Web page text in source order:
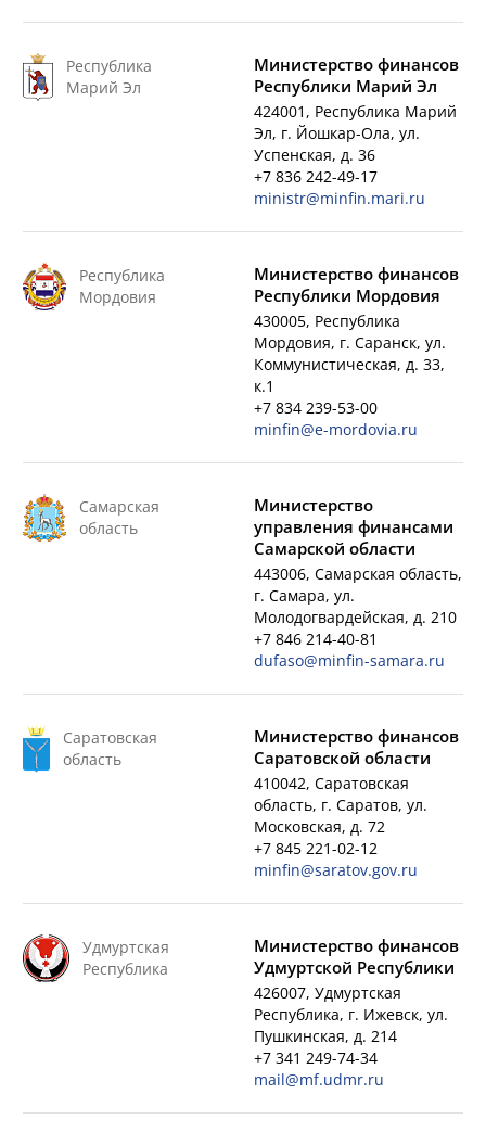
Республика
Марий Эл
Министерство финансов
Республики Марий Эл
424001, Республика Марий
Эл, г. Йошкар-Ола, ул.
Успенская, д. 36
+7 836 242-49-17
ministr@minfin.mari.ru
Республика
Мордовия
Министерство финансов
Республики Мордовия
430005, Республика
Мордовия, г. Саранск, ул.
Коммунистическая, д. 33,
к.1
+7 834 239-53-00
minfin@e-mordovia.ru
Самарская
область
Министерство
управления финансами
Самарской области
443006, Самарская область,
г. Самара, ул.
Молодогвардейская, д. 210
+7 846 214-40-81
dufaso@minfin-samara.ru
Саратовская
область
Министерство финансов
Саратовской области
410042, Саратовская
область, г. Саратов, ул.
Московская, д. 72
+7 845 221-02-12
minfin@saratov.gov.ru
Удмуртская
Республика
Министерство финансов
Удмуртской Республики
426007, Удмуртская
Республика, г. Ижевск, ул.
Пушкинская, д. 214
+7 341 249-74-34
mail@mf.udmr.ru